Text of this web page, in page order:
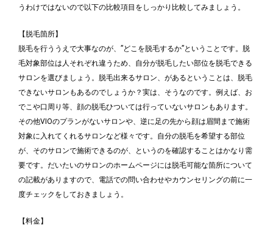
うわけではないので以下の比較項目をしっかり比較してみましょう。
【脱毛箇所】
脱毛を行ううえで大事なのが、”どこを脱毛するか”ということです。脱
毛対象部位は人それぞれ違うため、自分が脱毛したい部位を脱毛できる
サロンを選びましょう。脱毛出来るサロン、があるということは、脱毛
できないサロンもあるのでしょうか？実は、そうなのです。例えば、お
でこや口周り等、顔の脱毛ひついては行っていないサロンもあります。
その他VIOのプランがないサロンや、逆に足の先から顔は眉間まで施術
対象に入れてくれるサロンなど様々です。自分の脱毛を希望する部位
が、そのサロンで施術できるのが、というのを確認することはかなり需
要です。だいたいのサロンのホームページには脱毛可能な箇所について
の記載がありますので、電話での問い合わせやカウンセリングの前に一
度チェックをしておきましょう。
【料金】